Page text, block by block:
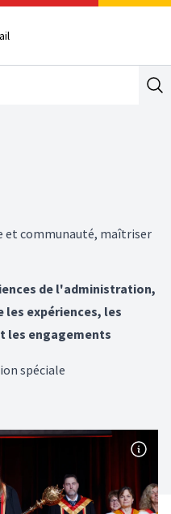
et communauté, maîtriser
de l'administration,
les expériences, les
les engagements
spéciale